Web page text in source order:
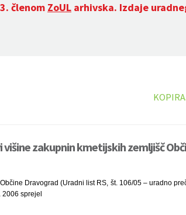
členom ZoUL arhivska. Izdaje
višine zakupnin kmetijskih zemljišč
Dravograd (Uradni list RS, št. 106/05 – uradno
sprejel